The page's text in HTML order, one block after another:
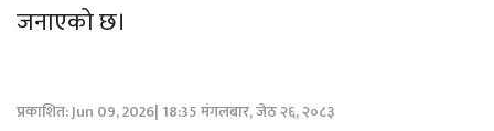
जनाएको छ।
प्रकाशित: Jun 09, 2026| 18:35 मंगलबार, जेठ २६, २०८३